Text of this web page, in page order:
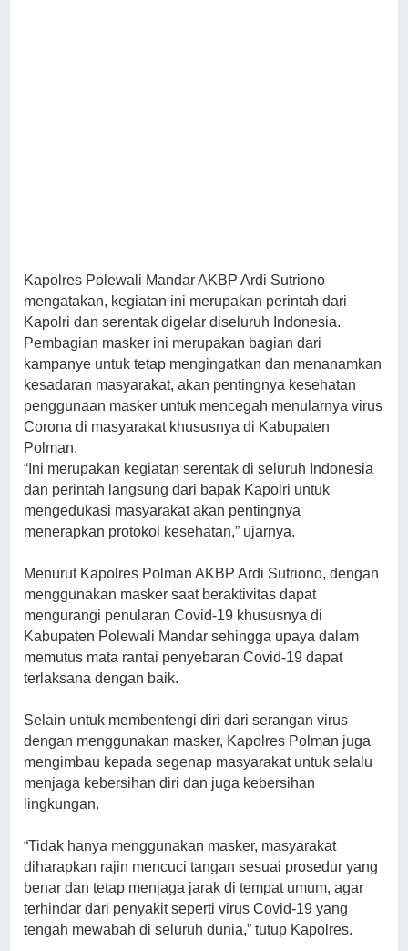
Kapolres Polewali Mandar AKBP Ardi Sutriono
mengatakan, kegiatan ini merupakan perintah dari
Kapolri dan serentak digelar diseluruh Indonesia.
Pembagian masker ini merupakan bagian dari
kampanye untuk tetap mengingatkan dan menanamkan
kesadaran masyarakat, akan pentingnya kesehatan
penggunaan masker untuk mencegah menularnya virus
Corona di masyarakat khususnya di Kabupaten
Polman.
“Ini merupakan kegiatan serentak di seluruh Indonesia
dan perintah langsung dari bapak Kapolri untuk
mengedukasi masyarakat akan pentingnya
menerapkan protokol kesehatan,” ujarnya.
Menurut Kapolres Polman AKBP Ardi Sutriono, dengan
menggunakan masker saat beraktivitas dapat
mengurangi penularan Covid-19 khususnya di
Kabupaten Polewali Mandar sehingga upaya dalam
memutus mata rantai penyebaran Covid-19 dapat
terlaksana dengan baik.
Selain untuk membentengi diri dari serangan virus
dengan menggunakan masker, Kapolres Polman juga
mengimbau kepada segenap masyarakat untuk selalu
menjaga kebersihan diri dan juga kebersihan
lingkungan.
“Tidak hanya menggunakan masker, masyarakat
diharapkan rajin mencuci tangan sesuai prosedur yang
benar dan tetap menjaga jarak di tempat umum, agar
terhindar dari penyakit seperti virus Covid-19 yang
tengah mewabah di seluruh dunia,” tutup Kapolres.